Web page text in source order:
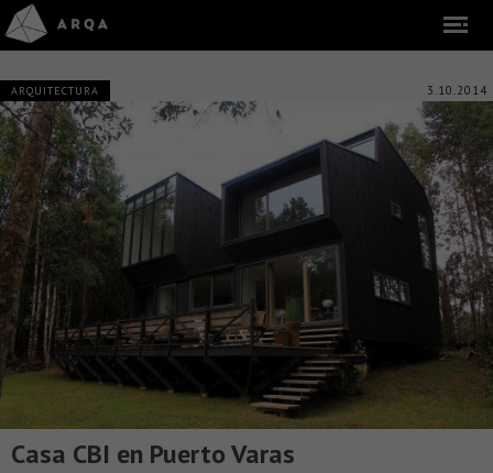
ARQUITECTURA 3.10.2014
Casa CBI en Puerto Varas